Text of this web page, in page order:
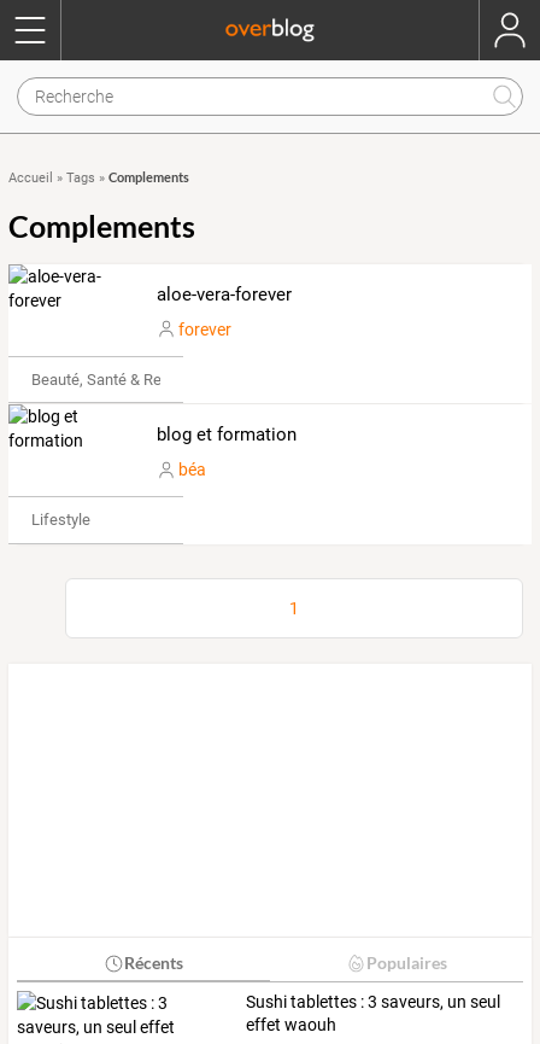
Accueil » Tags » Complements
Complements
aloe-vera-forever
forever
Beauté, Santé & Remise en forme
blog et formation
béa
Lifestyle
1
Récents Populaires
Sushi tablettes : 3 saveurs, un seul
effet waouh